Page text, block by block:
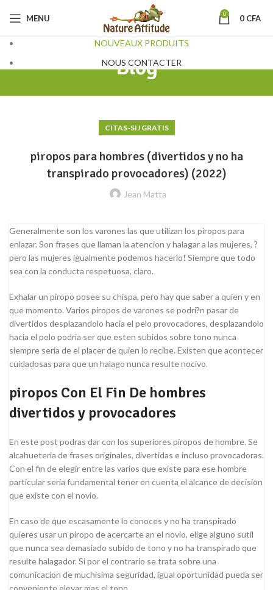
MENU 0 0 CFA
NOUVEAUX PRODUITS
NOUS CONTACTER
Blog
CITAS-SIJ GRATIS
piropos para hombres (divertidos y no ha
transpirado provocadores) (2022)
Jean Matta
Generalmente son los varones las que utilizan los piropos para
enlazar. Son frases que llaman la atencion y halagar a las mujeres, ?
pero las mujeres igualmente podemos hacerlo! Siempre que todo
sea con la conducta respetuosa, claro.
Exhalar un piropo posee su chispa, pero hay que saber a quien y en
que momento. Varios piropos de varones se podri?n pasar de
divertidos desplazandolo hacia el pelo provocadores, desplazandolo
hacia el pelo podri­a ser que esten subidos sobre tono nunca
siempre seri­a de el placer de quien lo recibe. Existen que acontecer
cuidadosas para que un halago nunca resulte nocivo.
piropos Con El Fin De hombres
divertidos y provocadores
En este post podras dar con los superiores piropos de hombre. Se
alcahueteria de frases originales, divertidas e incluso provocadoras.
Con el fin de elegir entre las varios que existe para ese hombre
particular seri­a fundamental tener en cuenta el alcance de decision
que existe con el novio.
En caso de que escasamente lo conoces y no ha transpirado
quieres usar un piropo de acercarte an el novio, elige alguno sutil
que nunca sea demasiado subido de tono y no ha transpirado que
resulte halagador. Si por el contrario se trata sobre una
comunicacion de muchisima seguridad, igual oportunidad pueda ser
conveniente elevar mas el tono.